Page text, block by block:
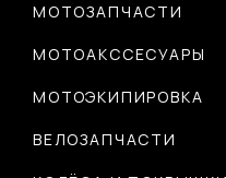
МОТОЗАПЧАСТИ
МОТОАКССЕСУАРЫ
МОТОЭКИПИРОВКА
ВЕЛОЗАПЧАСТИ